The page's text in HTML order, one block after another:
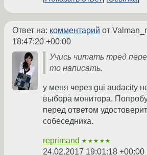
Ответ на: комментарий от
18:47:20 +00:00
Учись читать тред
то написать.
у меня через gui audacity
выбора монитора.
перед ответом
собеседника.
reprimand ★★★★★
24.02.2017 19:01:18 +00:00